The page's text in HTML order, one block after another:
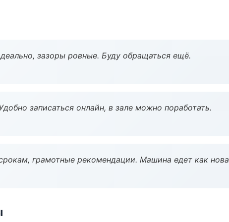
зазоры ровные. Буду обращаться ещё.
записаться онлайн, в зале можно поработать.
грамотные рекомендации. Машина едет как